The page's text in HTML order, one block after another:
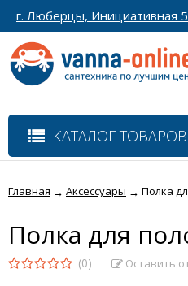
г. Люберцы, Инициативная
КАТАЛОГ ТОВАРОВ
Главная → Аксессуары → Полка
Полка для
(0) Оставить